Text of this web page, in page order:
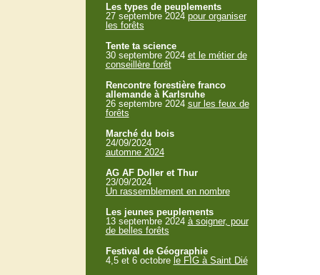
Les types de peuplements
27 septembre 2024 pour organiser
les forêts
Tente ta science
30 septembre 2024 et le métier de
conseillère forêt
Rencontre forestière franco
allemande à Karlsruhe
26 septembre 2024 sur les feux de
forêts
Marché du bois
24/09/2024
automne 2024
AG AF Doller et Thur
23/09/2024
Un rassemblement en nombre
Les jeunes peuplements
13 septembre 2024 à soigner, pour
de belles forêts
Festival de Géographie
4,5 et 6 octobre le FIG à Saint Dié